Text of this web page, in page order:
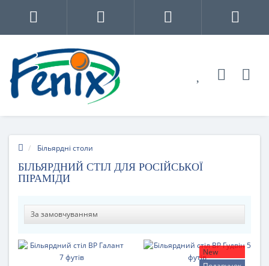
Більярдні столи
БІЛЬЯРДНИЙ СТІЛ ДЛЯ РОСІЙСЬКОЇ
ПІРАМІДИ
New